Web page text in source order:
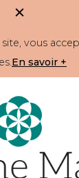
vous
En savoir +